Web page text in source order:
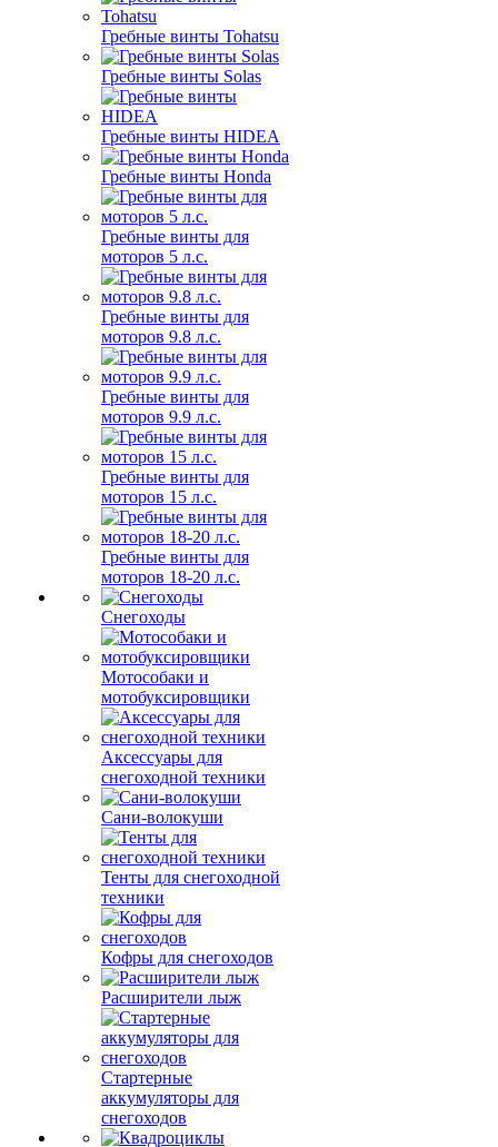
Гребные винты Tohatsu
Гребные винты Solas
Гребные винты HIDEA
Гребные винты Honda
Гребные винты для
моторов 5 л.с.
Гребные винты для
моторов 9.8 л.с.
Гребные винты для
моторов 9.9 л.с.
Гребные винты для
моторов 15 л.с.
Гребные винты для
моторов 18-20 л.с.
Снегоходы
Мотособаки и
мотобуксировщики
Аксессуары для
снегоходной техники
Сани-волокуши
Тенты для снегоходной
техники
Кофры для снегоходов
Расширители лыж
Стартерные
аккумуляторы для
снегоходов